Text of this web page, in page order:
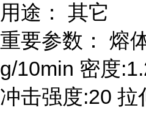
用途： 其它
重要参数： 熔
g/10min 密度
冲击强度:20 拉